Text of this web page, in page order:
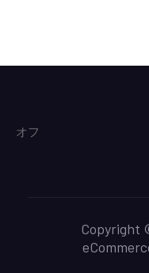
オフ
Copyright